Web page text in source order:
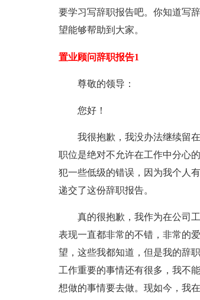
要学习写辞职报告吧。你知道写
望能够帮助到大家。
置业顾问辞职报告1
尊敬的领导：
您好！
我很抱歉，我没办法继续留
职位是绝对不允许在工作中分心
犯一些低级的错误，因为我个人
递交了这份辞职报告。
真的很抱歉，我作为在公司
表现一直都非常的不错，非常的
望，这些我都知道，但是我的辞
工作重要的事情还有很多，我不
想做的事情要去做。现如今，我